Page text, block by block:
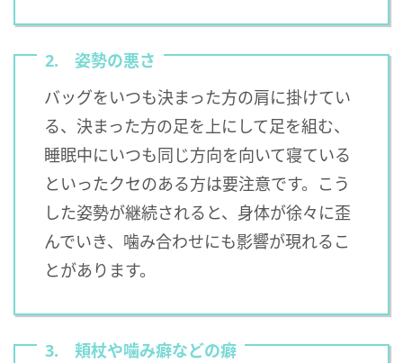
2. 姿勢の悪さ
バッグをいつも決まった方の肩に掛けてい
る、決まった方の足を上にして足を組む、
睡眠中にいつも同じ方向を向いて寝ている
といったクセのある方は要注意です。こう
した姿勢が継続されると、身体が徐々に歪
んでいき、噛み合わせにも影響が現れるこ
とがあります。
3. 頬杖や噛み癖などの癖